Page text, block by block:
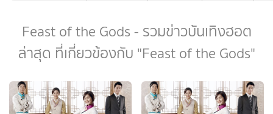
Feast of the Gods - รวมข่าวบันเทิงฮอต
ล่าสุด ที่เกี่ยวข้องกับ "Feast of the Gods"